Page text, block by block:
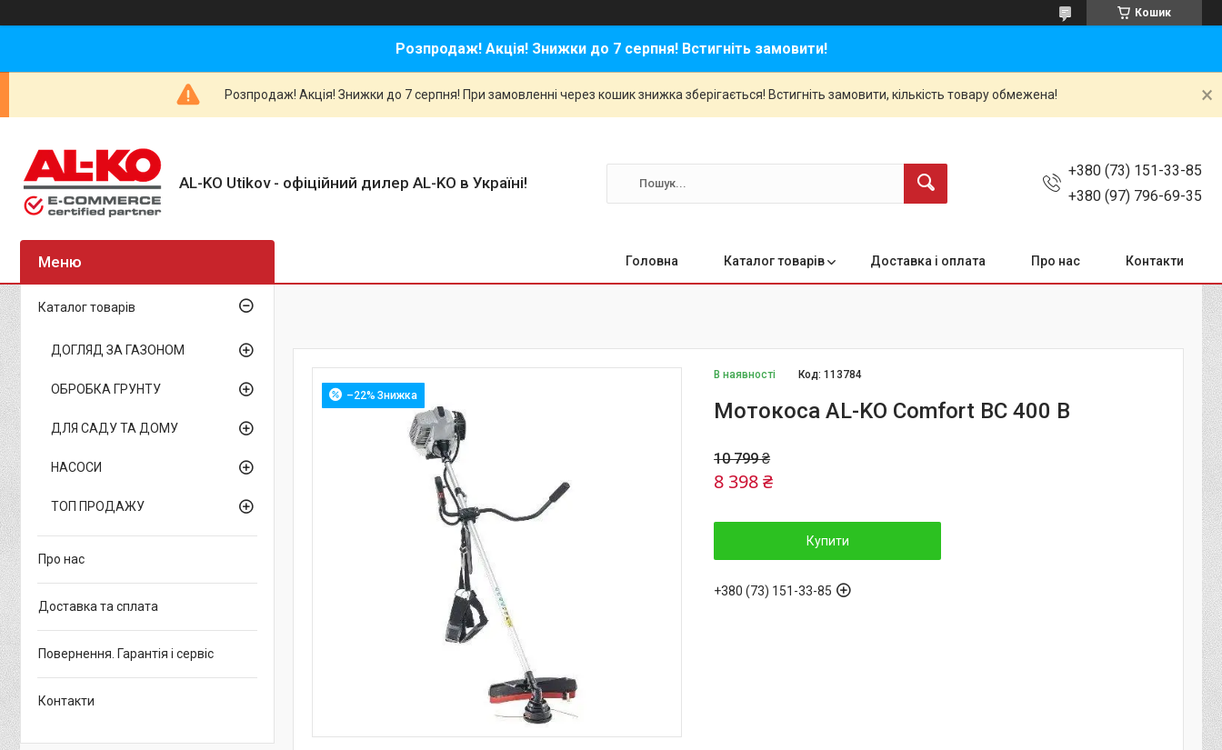
Кошик
Розпродаж! Акція! Знижки до 7 серпня! Встигніть замовити!
Розпродаж! Акція! Знижки до 7 серпня! При замовленні через кошик знижка зберігається! Встигніть замовити, кількість товару обмежена!
AL-KO Utikov - офіційний дилер AL-KO в Україні!
+380 (73) 151-33-85
+380 (97) 796-69-35
Головна Каталог товарів Доставка і оплата Про нас Контакти
–22%
В наявності Код:113784
Мотокоса AL-KO Comfort BC 400 B
10 799 ₴
8 398 ₴
Купити
+380 (73) 151-33-85
Каталог товарів
ДОГЛЯД ЗА ГАЗОНОМ
ОБРОБКА ГРУНТУ
ДЛЯ САДУ ТА ДОМУ
НАСОСИ
ТОП ПРОДАЖУ
Про нас
Доставка та сплата
Повернення. Гарантія і сервіс
Контакти